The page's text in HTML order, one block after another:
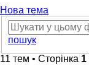
Нова тема
пошук
11 тем • Сторінка 1